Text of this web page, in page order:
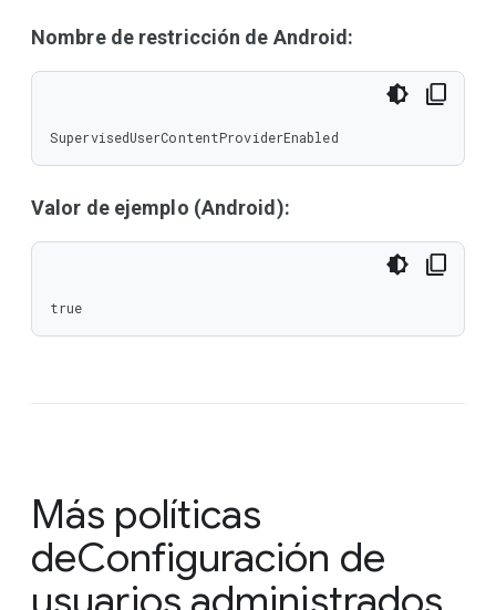
Nombre de restricción de Android:
SupervisedUserContentProviderEnabled
Valor de ejemplo (Android):
true
Más políticas
deConfiguración de